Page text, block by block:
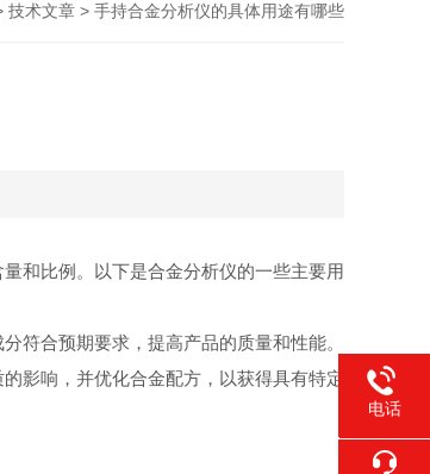
技术文章 > 手持合金分析仪的具体用途有哪些
和比例。以下是合金分析仪的一些主要用
合预期要求，提高产品的质量和性能。
影响，并优化合金配方，以获得具有特定
电话
400-